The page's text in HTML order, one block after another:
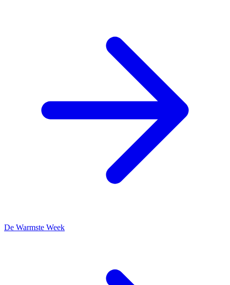
De Warmste Week